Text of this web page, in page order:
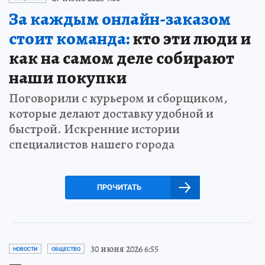
За каждым онлайн-заказом
стоит команда:кто эти люди и
как на самом деле собирают
наши покупки
Поговорили с курьером и сборщиком,
которые делают доставку удобной и
быстрой. Искренние истории
специалистов нашего города
ПРОЧИТАТЬ
НОВОСТИ ОБЩЕСТВО 30 июня 2026 6:55